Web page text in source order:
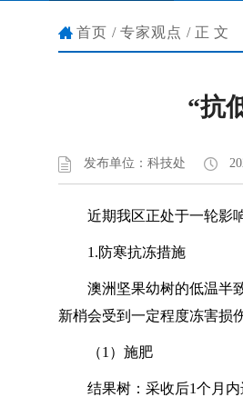
首页 / 专家观点 /正文
“抗
发布单位：科技处
近期我区正处于一轮影
1.防寒抗冻措施
澳洲坚果幼树的低温半
新梢会受到一定程度冻害损
（1）施肥
结果树：采收后1个月